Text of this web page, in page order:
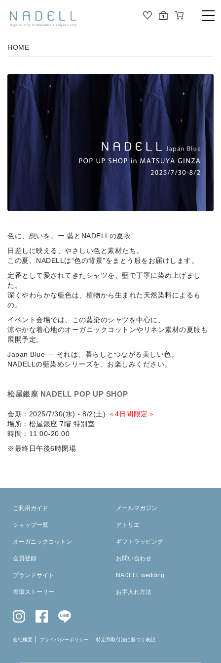
TOP
ALL
OUTER
CUT&SEWN
SHIRT / BLOUSE
PANTS / LEGGINS
SKIRT
GOODS
FORMAL
ORGANIC COTTON
JOURNAL
HOME
色に、想いを。ー 藍とNADELLの夏衣
日差しに映える、やさしい色と素材たち。
この夏、NADELLは“色の背景”をまとう服をお届けします。
定番として愛されてきたシャツを、藍で丁寧に染め上げまし
た。
深くやわらかな藍色は、植物から生まれた天然染料によるも
の。
イベント会場では、この藍染のシャツを中心に、
涼やかな着心地のオーガニックコットンやリネン素材の夏服も
展開予定。
Japan Blue ― それは、暮らしとつながる美しい色。
NADELLの藍染めシリーズを、お楽しみください。
松屋銀座 NADELL POP UP SHOP
会期：2025/7/30(水) - 8/2(土) ＜4日間限定＞
場所：松屋銀座 7階 特別室
時間：11:00-20:00
※最終日午後6時閉場
ご利用ガイド
ショップ一覧
オーガニックコットン
会員登録
ブランドサイト
循環ストーリー
メールマガジン
アトリエ
ギフトラッピング
お問い合わせ
NADELL wedding
お手入れ方法
会社概要 プライバシーポリシー 特定商取引法に基づく表記